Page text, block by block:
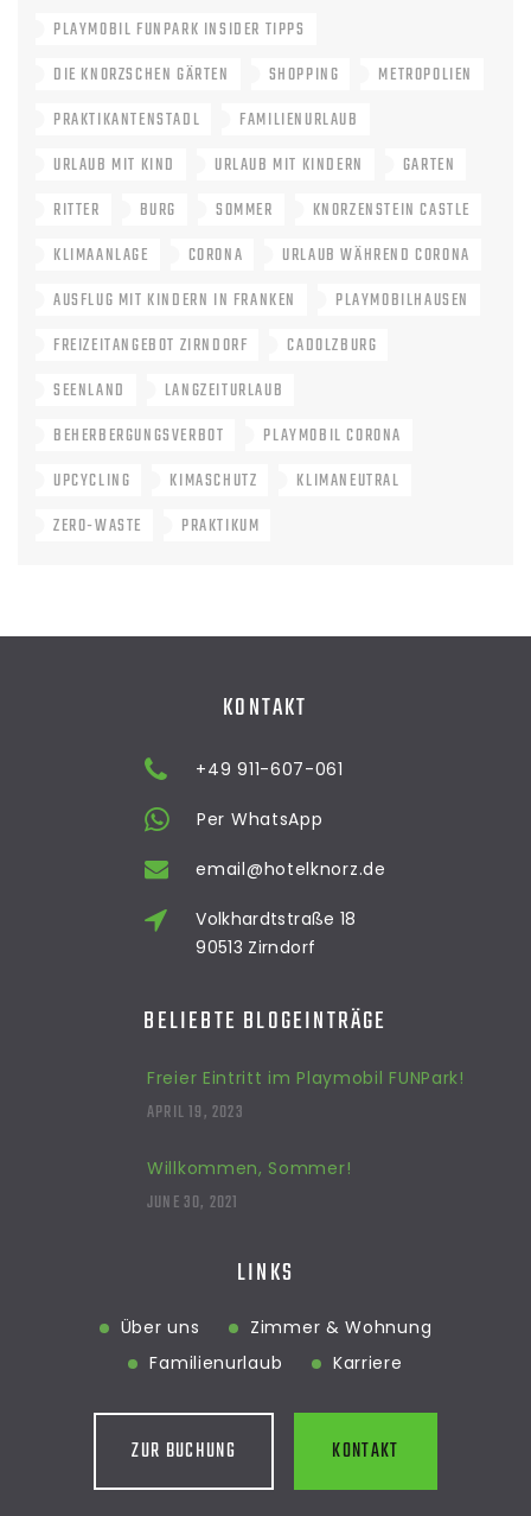
PLAYMOBIL FUNPARK INSIDER TIPPS
DIE KNORZSCHEN GÄRTEN
SHOPPING
METROPOLIEN
PRAKTIKANTENSTADL
FAMILIENURLAUB
URLAUB MIT KIND
URLAUB MIT KINDERN
GARTEN
RITTER
BURG SOMMER
KNORZENSTEIN CASTLE
KLIMAANLAGE
CORONA
URLAUB WÄHREND CORONA
AUSFLUG MIT KINDERN IN FRANKEN
PLAYMOBILHAUSEN
FREIZEITANGEBOT ZIRNDORF
CADOLZBURG
SEENLAND
LANGZEITURLAUB
BEHERBERGUNGSVERBOT
PLAYMOBIL CORONA
UPCYCLING
KIMASCHUTZ
KLIMANEUTRAL
ZERO-WASTE
PRAKTIKUM
KONTAKT
+49 911-607-061
Per WhatsApp
email@hotelknorz.de
Volkhardtstraße 18
90513 Zirndorf
BELIEBTE BLOGEINTRÄGE
Freier Eintritt im Playmobil FUNPark!
APRIL 19, 2023
Willkommen, Sommer!
JUNE 30, 2021
LINKS
Über uns
Zimmer & Wohnung
Familienurlaub
Karriere
ZUR BUCHUNG KONTAKT